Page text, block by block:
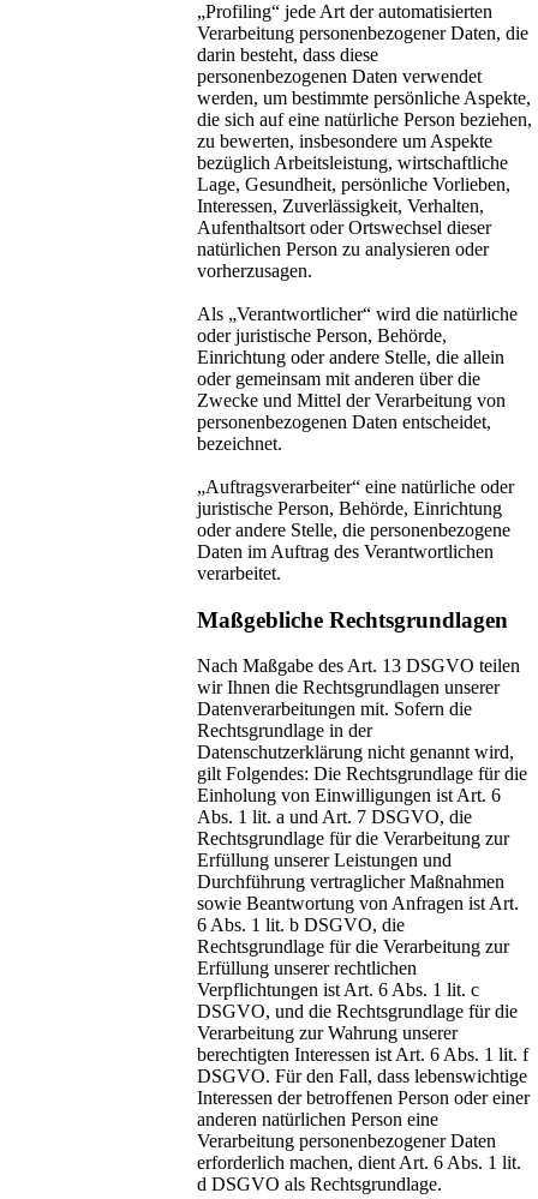
„Profiling“ jede Art der automatisierten
Verarbeitung personenbezogener Daten, die
darin besteht, dass diese
personenbezogenen Daten verwendet
werden, um bestimmte persönliche Aspekte,
die sich auf eine natürliche Person beziehen,
zu bewerten, insbesondere um Aspekte
bezüglich Arbeitsleistung, wirtschaftliche
Lage, Gesundheit, persönliche Vorlieben,
Interessen, Zuverlässigkeit, Verhalten,
Aufenthaltsort oder Ortswechsel dieser
natürlichen Person zu analysieren oder
vorherzusagen.
Als „Verantwortlicher“ wird die natürliche
oder juristische Person, Behörde,
Einrichtung oder andere Stelle, die allein
oder gemeinsam mit anderen über die
Zwecke und Mittel der Verarbeitung von
personenbezogenen Daten entscheidet,
bezeichnet.
„Auftragsverarbeiter“ eine natürliche oder
juristische Person, Behörde, Einrichtung
oder andere Stelle, die personenbezogene
Daten im Auftrag des Verantwortlichen
verarbeitet.
Maßgebliche Rechtsgrundlagen
Nach Maßgabe des Art. 13 DSGVO teilen
wir Ihnen die Rechtsgrundlagen unserer
Datenverarbeitungen mit. Sofern die
Rechtsgrundlage in der
Datenschutzerklärung nicht genannt wird,
gilt Folgendes: Die Rechtsgrundlage für die
Einholung von Einwilligungen ist Art. 6
Abs. 1 lit. a und Art. 7 DSGVO, die
Rechtsgrundlage für die Verarbeitung zur
Erfüllung unserer Leistungen und
Durchführung vertraglicher Maßnahmen
sowie Beantwortung von Anfragen ist Art.
6 Abs. 1 lit. b DSGVO, die
Rechtsgrundlage für die Verarbeitung zur
Erfüllung unserer rechtlichen
Verpflichtungen ist Art. 6 Abs. 1 lit. c
DSGVO, und die Rechtsgrundlage für die
Verarbeitung zur Wahrung unserer
berechtigten Interessen ist Art. 6 Abs. 1 lit. f
DSGVO. Für den Fall, dass lebenswichtige
Interessen der betroffenen Person oder einer
anderen natürlichen Person eine
Verarbeitung personenbezogener Daten
erforderlich machen, dient Art. 6 Abs. 1 lit.
d DSGVO als Rechtsgrundlage.